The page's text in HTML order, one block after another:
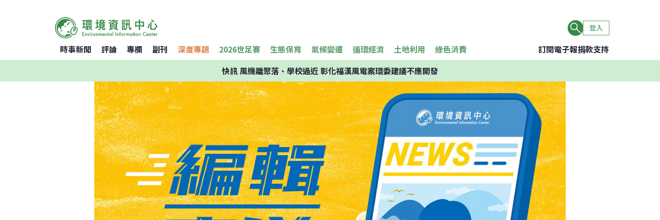
登入
時事新聞 評論 專欄 副刊 深度專題 2026世足賽 生態保育 氣候變遷 循環經濟 土地利用 綠色消費 訂閱電子報捐款支持
快訊風機離聚落、學校過近 彰化福漢風電案環委建議不應開發